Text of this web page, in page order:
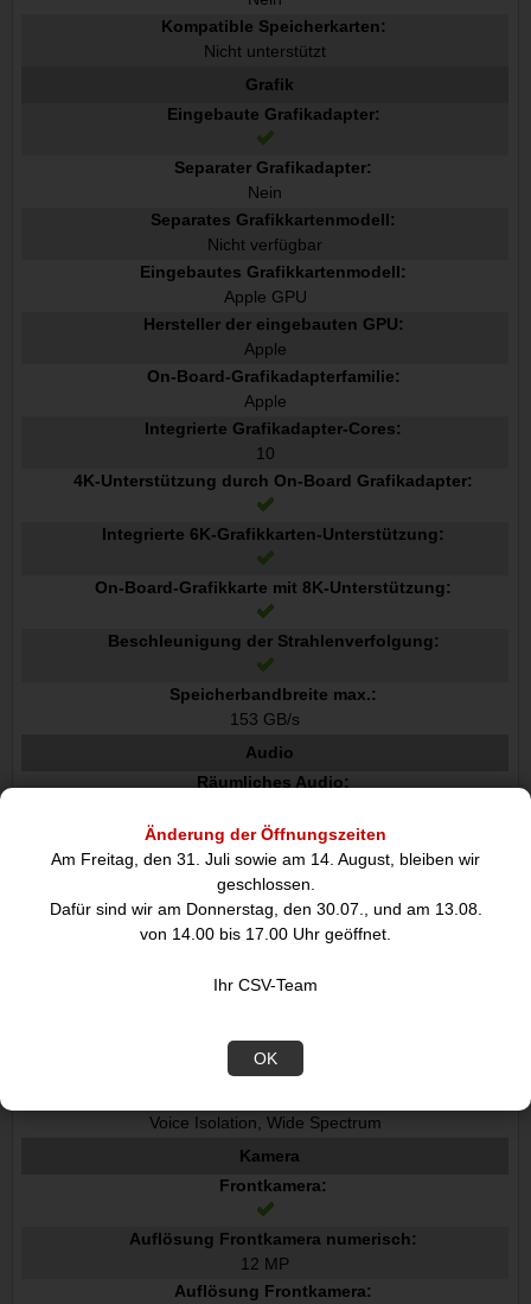
Änderung der Öffnungszeiten
Am Freitag, den 31. Juli sowie am 14. August, bleiben wir
geschlossen.
Dafür sind wir am Donnerstag, den 30.07., und am 13.08.
von 14.00 bis 17.00 Uhr geöffnet.
Ihr CSV-Team
OK
Kompatible Speicherkarten:
Nicht unterstützt
Grafik
Eingebaute Grafikadapter:
Separater Grafikadapter:
Nein
Separates Grafikkartenmodell:
Nicht verfügbar
Eingebautes Grafikkartenmodell:
Apple GPU
Hersteller der eingebauten GPU:
Apple
On-Board-Grafikadapterfamilie:
Apple
Integrierte Grafikadapter-Cores:
10
4K-Unterstützung durch On-Board Grafikadapter:
Integrierte 6K-Grafikkarten-Unterstützung:
On-Board-Grafikkarte mit 8K-Unterstützung:
Beschleunigung der Strahlenverfolgung:
Speicherbandbreite max.:
153 GB/s
Audio
Räumliches Audio:
Anzahl eingebauter Lautsprecher:
4
Eingebautes Mikrofon:
Mikrofonanzahl:
Unterstützte Audioformate:
Dolby-Technologie:
Dolby Digital, Dolby Digital Plus, Dolby Atmos
Voice Isolation, Wide Spectrum
Kamera
Frontkamera:
Auflösung Frontkamera numerisch:
12 MP
Auflösung Frontkamera: